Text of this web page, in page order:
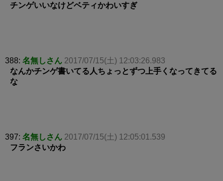
チンゲいいなけどベティかわいすぎ
388: 名無しさん 2017/07/15(土) 12:03:26.983
なんかチンゲ書いてる人ちょっとずつ上手くなってきてる
な
397: 名無しさん 2017/07/15(土) 12:05:01.539
フランさいかわ